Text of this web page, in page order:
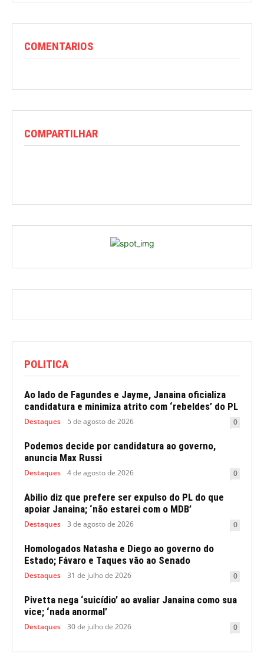
COMENTARIOS
COMPARTILHAR
POLITICA
Ao lado de Fagundes e Jayme, Janaina oficializa
candidatura e minimiza atrito com ‘rebeldes’ do PL
Destaques 5 de agosto de 2026 0
Podemos decide por candidatura ao governo,
anuncia Max Russi
Destaques 4 de agosto de 2026 0
Abilio diz que prefere ser expulso do PL do que
apoiar Janaina; ‘não estarei com o MDB’
Destaques 3 de agosto de 2026 0
Homologados Natasha e Diego ao governo do
Estado; Fávaro e Taques vão ao Senado
Destaques 31 de julho de 2026 0
Pivetta nega ‘suicídio’ ao avaliar Janaina como sua
vice; ‘nada anormal’
Destaques 30 de julho de 2026 0